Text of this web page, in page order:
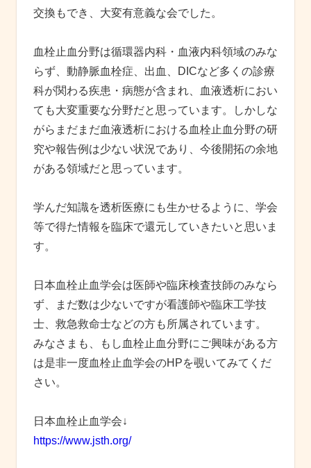
交換もでき、大変有意義な会でした。
血栓止血分野は循環器内科・血液内科領域のみな
らず、動静脈血栓症、出血、DICなど多くの診療
科が関わる疾患・病態が含まれ、血液透析におい
ても大変重要な分野だと思っています。しかしな
がらまだまだ血液透析における血栓止血分野の研
究や報告例は少ない状況であり、今後開拓の余地
がある領域だと思っています。
学んだ知識を透析医療にも生かせるように、学会
等で得た情報を臨床で還元していきたいと思いま
す。
日本血栓止血学会は医師や臨床検査技師のみなら
ず、まだ数は少ないですが看護師や臨床工学技
士、救急救命士などの方も所属されています。
みなさまも、もし血栓止血分野にご興味がある方
は是非一度血栓止血学会のHPを覗いてみてくだ
さい。
日本血栓止血学会↓
https://www.jsth.org/